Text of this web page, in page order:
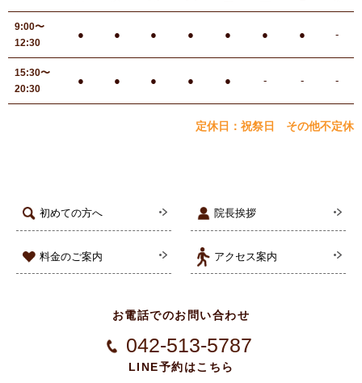
初めての方へ 院長挨拶
料金のご案内 アクセス案内
9:00〜
12:30
● ● ● ● ● ● ● -
15:30〜
20:30
● ● ● ● ● - - -
定休日：祝祭日 その他不定休
お電話でのお問い合わせ
042-513-5787
LINE予約はこちら